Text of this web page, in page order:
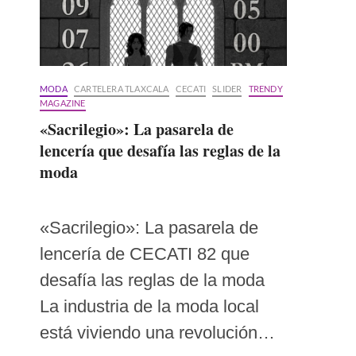
MODA CARTELERA TLAXCALA CECATI SLIDER
TRENDY
MAGAZINE
«Sacrilegio»: La pasarela de
lencería que desafía las reglas de la
moda
«Sacrilegio»: La pasarela de
lencería de CECATI 82 que
desafía las reglas de la moda
La industria de la moda local
está viviendo una revolución…